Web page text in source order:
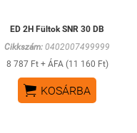
ED 2H Fültok SNR 30 DB
Cikkszám: 0402007499999
8 787 Ft + ÁFA (11 160 Ft)
 KOSÁRBA